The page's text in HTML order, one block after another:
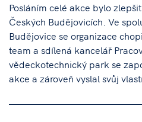
Posláním celé akce bylo
Českých Budějovicích. Ve
Budějovice se organizace
team a sdílená kancelář
vědeckotechnický park se
akce a zároveň vyslal svůj